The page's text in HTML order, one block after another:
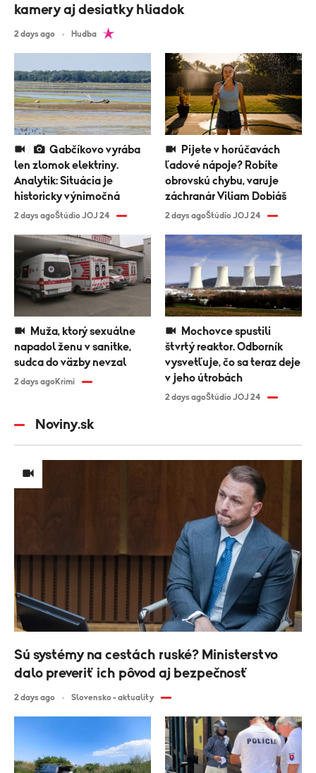
kamery aj desiatky hliadok
2 days ago Hudba
len zlomok elektriny.
Analytik: Situácia je
historicky výnimočná
2 days agoŠtúdio JOJ 24
ľadové nápoje? Robíte
obrovskú chybu, varuje
záchranár Viliam Dobiáš
2 days agoŠtúdio JOJ 24
napadol ženu v sanitke,
sudca do väzby nevzal
2 days agoKrimi
štvrtý reaktor. Odborník
vysvetľuje, čo sa teraz deje
v jeho útrobách
2 days agoŠtúdio JOJ 24
Noviny.sk
Sú systémy na cestách ruské? Ministerstvo
dalo preveriť ich pôvod aj bezpečnosť
2 days ago Slovensko - aktuality